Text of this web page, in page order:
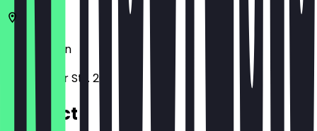
13353
Berlijn
Fehmarner Str. 20
Contact